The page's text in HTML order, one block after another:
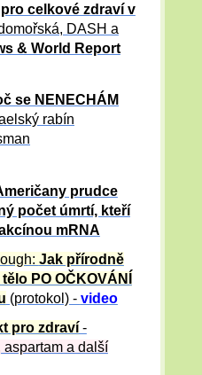
celkové zdraví v
DASH a
& World Report
se NENECHÁM
rabín
prudce
počet úmrtí, kteří
mRNA
Jak přírodně
PO OČKOVÁNÍ
(protokol) - video
pro zdraví-
a další